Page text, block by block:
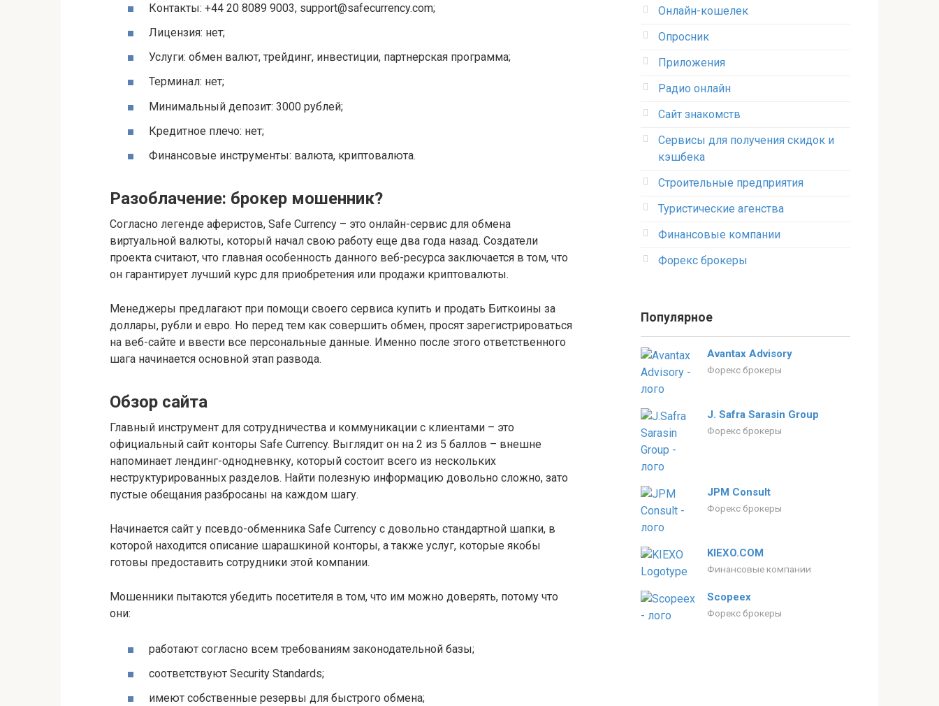
Контакты: +44 20 8089 9003, support@safecurrency.com;
Лицензия: нет;
Услуги: обмен валют, трейдинг, инвестиции, партнерская программа;
Терминал: нет;
Минимальный депозит: 3000 рублей;
Кредитное плечо: нет;
Финансовые инструменты: валюта, криптовалюта.
Разоблачение: брокер мошенник?
Согласно легенде аферистов, Safe Currency – это онлайн-сервис для обмена
виртуальной валюты, который начал свою работу еще два года назад. Создатели
проекта считают, что главная особенность данного веб-ресурса заключается в том, что
он гарантирует лучший курс для приобретения или продажи криптовалюты.
Менеджеры предлагают при помощи своего сервиса купить и продать Биткоины за
доллары, рубли и евро. Но перед тем как совершить обмен, просят зарегистрироваться
на веб-сайте и ввести все персональные данные. Именно после этого ответственного
шага начинается основной этап развода.
Обзор сайта
Главный инструмент для сотрудничества и коммуникации с клиентами – это
официальный сайт конторы Safe Currency. Выглядит он на 2 из 5 баллов – внешне
напоминает лендинг-однодневнку, который состоит всего из нескольких
неструктурированных разделов. Найти полезную информацию довольно сложно, зато
пустые обещания разбросаны на каждом шагу.
Начинается сайт у псевдо-обменника Safe Currency с довольно стандартной шапки, в
которой находится описание шарашкиной конторы, а также услуг, которые якобы
готовы предоставить сотрудники этой компании.
Мошенники пытаются убедить посетителя в том, что им можно доверять, потому что
они:
работают согласно всем требованиям законодательной базы;
соответствуют Security Standards;
имеют собственные резервы для быстрого обмена;
Онлайн-кошелек
Опросник
Приложения
Радио онлайн
Сайт знакомств
Сервисы для получения скидок и
кэшбека
Строительные предприятия
Туристические агенства
Финансовые компании
Форекс брокеры
Популярное
Avantax Advisory
Форекс брокеры
J. Safra Sarasin Group
Форекс брокеры
JPM Consult
Форекс брокеры
KIEXO.COM
Финансовые компании
Scopeex
Форекс брокеры